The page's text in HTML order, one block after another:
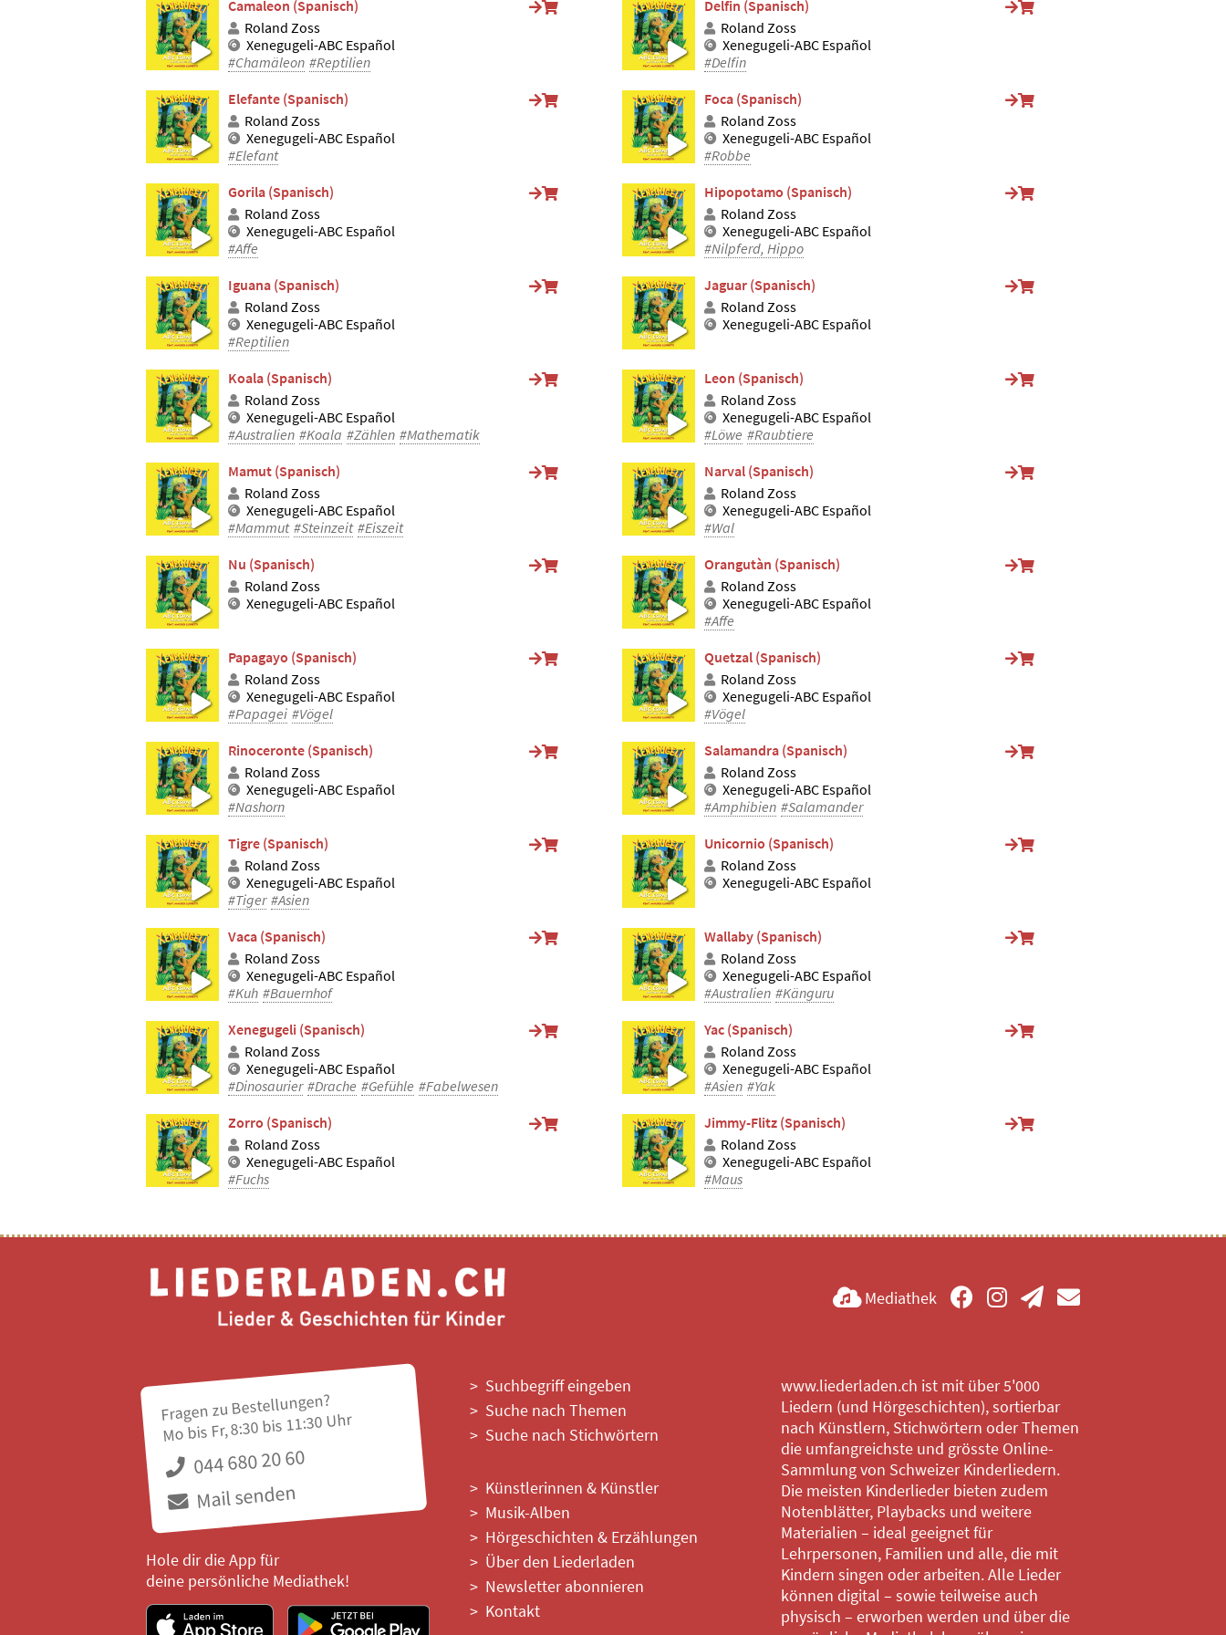
Camaleon (Spanisch)
Roland Zoss
Xenegugeli-ABC Español
#Chamäleon #Reptilien
Delfin (Spanisch)
Roland Zoss
Xenegugeli-ABC Español
#Delfin
Elefante (Spanisch)
Roland Zoss
Xenegugeli-ABC Español
#Elefant
Foca (Spanisch)
Roland Zoss
Xenegugeli-ABC Español
#Robbe
Gorila (Spanisch)
Roland Zoss
Xenegugeli-ABC Español
#Affe
Hipopotamo (Spanisch)
Roland Zoss
Xenegugeli-ABC Español
#Nilpferd, Hippo
Iguana (Spanisch)
Roland Zoss
Xenegugeli-ABC Español
#Reptilien
Jaguar (Spanisch)
Roland Zoss
Xenegugeli-ABC Español
Koala (Spanisch)
Roland Zoss
Xenegugeli-ABC Español
#Australien #Koala #Zählen #Mathematik
Leon (Spanisch)
Roland Zoss
Xenegugeli-ABC Español
#Löwe #Raubtiere
Mamut (Spanisch)
Roland Zoss
Xenegugeli-ABC Español
#Mammut #Steinzeit #Eiszeit
Narval (Spanisch)
Roland Zoss
Xenegugeli-ABC Español
#Wal
Nu (Spanisch)
Roland Zoss
Xenegugeli-ABC Español
Orangutàn (Spanisch)
Roland Zoss
Xenegugeli-ABC Español
#Affe
Papagayo (Spanisch)
Roland Zoss
Xenegugeli-ABC Español
#Papagei #Vögel
Quetzal (Spanisch)
Roland Zoss
Xenegugeli-ABC Español
#Vögel
Rinoceronte (Spanisch)
Roland Zoss
Xenegugeli-ABC Español
#Nashorn
Salamandra (Spanisch)
Roland Zoss
Xenegugeli-ABC Español
#Amphibien #Salamander
Tigre (Spanisch)
Roland Zoss
Xenegugeli-ABC Español
#Tiger #Asien
Unicornio (Spanisch)
Roland Zoss
Xenegugeli-ABC Español
Vaca (Spanisch)
Roland Zoss
Xenegugeli-ABC Español
#Kuh #Bauernhof
Wallaby (Spanisch)
Roland Zoss
Xenegugeli-ABC Español
#Australien #Känguru
Xenegugeli (Spanisch)
Roland Zoss
Xenegugeli-ABC Español
#Dinosaurier #Drache #Gefühle #Fabelwesen
Yac (Spanisch)
Roland Zoss
Xenegugeli-ABC Español
#Asien #Yak
Zorro (Spanisch)
Roland Zoss
Xenegugeli-ABC Español
#Fuchs
Jimmy-Flitz (Spanisch)
Roland Zoss
Xenegugeli-ABC Español
#Maus
Mediathek
Fragen zu Bestellungen?
Mo bis Fr, 8:30 bis 11:30 Uhr
044 680 20 60
Mail senden
Hole dir die App für
deine persönliche Mediathek!
Suchbegriff eingeben
Suche nach Themen
Suche nach Stichwörtern
Künstlerinnen & Künstler
Musik-Alben
Hörgeschichten & Erzählungen
Über den Liederladen
Newsletter abonnieren
Kontakt
www.liederladen.ch ist mit über 5'000
Liedern (und Hörgeschichten), sortierbar
nach Künstlern, Stichwörtern oder Themen
die umfangreichste und grösste Online-
Sammlung von Schweizer Kinderliedern.
Die meisten Kinderlieder bieten zudem
Notenblätter, Playbacks und weitere
Materialien – ideal geeignet für
Lehrpersonen, Familien und alle, die mit
Kindern singen oder arbeiten. Alle Lieder
können digital – sowie teilweise auch
physisch – erworben werden und über die